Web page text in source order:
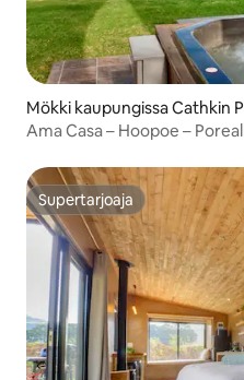
Mökki kaupungissa Cathkin
Ama Casa – Hoopoe –
Supertarjoaja
Supertarjoaja